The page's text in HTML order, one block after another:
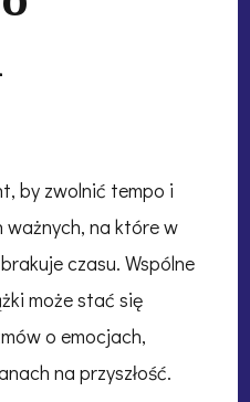
by zwolnić tempo i
na które w
czasu. Wspólne
może stać się
o emocjach,
na przyszłość.